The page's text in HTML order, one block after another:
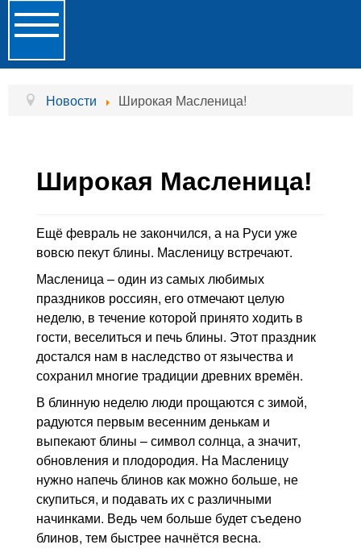
Toggle
Navigation
Главная
Образовательные услуги
Услуги проживания
Блог
Новости Широкая Масленица!
Широкая Масленица!
Ещё февраль не закончился, а на Руси уже
вовсю пекут блины. Масленицу встречают.
Масленица – один из самых любимых
праздников россиян, его отмечают целую
неделю, в течение которой принято ходить в
гости, веселиться и печь блины. Этот праздник
достался нам в наследство от язычества и
сохранил многие традиции древних времён.
В блинную неделю люди прощаются с зимой,
радуются первым весенним денькам и
выпекают блины – символ солнца, а значит,
обновления и плодородия. На Масленицу
нужно напечь блинов как можно больше, не
скупиться, и подавать их с различными
начинками. Ведь чем больше будет съедено
блинов, тем быстрее начнётся весна.